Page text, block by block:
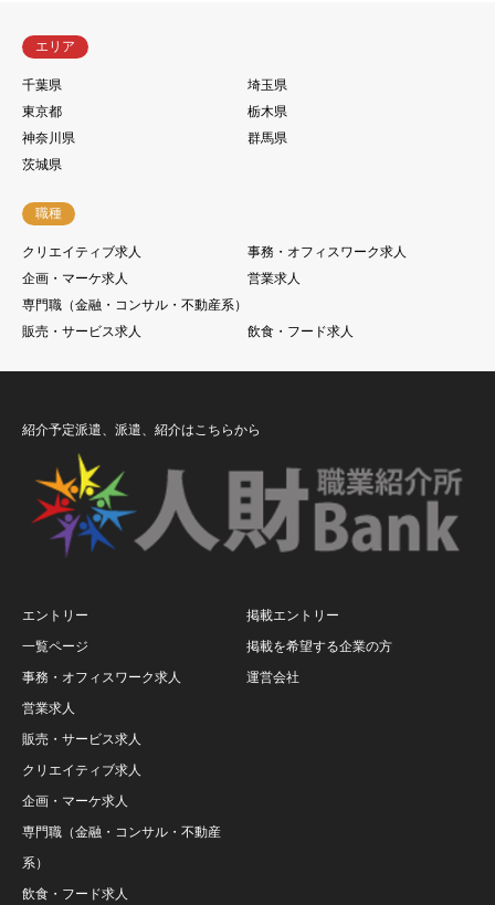
エリア
千葉県
埼玉県
東京都
栃木県
神奈川県
群馬県
茨城県
職種
クリエイティブ求人
事務・オフィスワーク求人
企画・マーケ求人
営業求人
専門職（金融・コンサル・不動産系）
販売・サービス求人
飲食・フード求人
紹介予定派遣、派遣、紹介はこちらから
エントリー
一覧ページ
事務・オフィスワーク求人
営業求人
販売・サービス求人
クリエイティブ求人
企画・マーケ求人
専門職（金融・コンサル・不動産
系）
飲食・フード求人
掲載エントリー
掲載を希望する企業の方
運営会社